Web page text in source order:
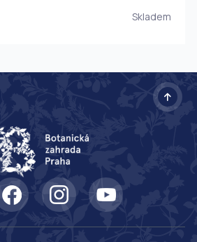
Skladem